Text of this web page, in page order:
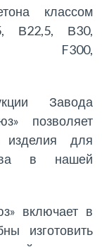
классом
В22,5, В30,
— F300,
Завода
позволяет
изделия для
в нашей
включает в
изготовить